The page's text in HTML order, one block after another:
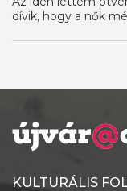
dívik, hogy a nők
KULTURÁLIS